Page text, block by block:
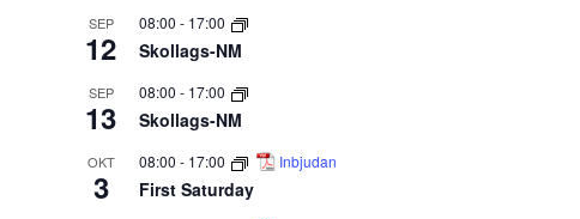
SEP
12
08:00 - 17:00
Skollags-NM
SEP
13
08:00 - 17:00
Skollags-NM
OKT
3
08:00 - 17:00 Inbjudan
First Saturday